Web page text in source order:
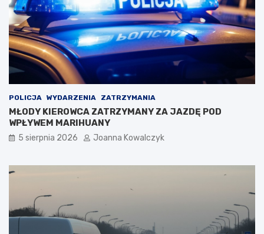
POLICJA WYDARZENIA ZATRZYMANIA
MŁODY KIEROWCA ZATRZYMANY ZA JAZDĘ POD
WPŁYWEM MARIHUANY
5 sierpnia 2026 Joanna Kowalczyk